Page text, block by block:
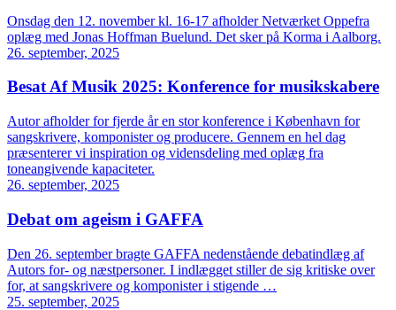
Onsdag den 12. november kl. 16-17 afholder Netværket Oppefra
oplæg med Jonas Hoffman Buelund. Det sker på Korma i Aalborg.
26. september, 2025
Besat Af Musik 2025: Konference for musikskabere
Autor afholder for fjerde år en stor konference i København for
sangskrivere, komponister og producere. Gennem en hel dag
præsenterer vi inspiration og vidensdeling med oplæg fra
toneangivende kapaciteter.
26. september, 2025
Debat om ageism i GAFFA
Den 26. september bragte GAFFA nedenstående debatindlæg af
Autors for- og næstpersoner. I indlægget stiller de sig kritiske over
for, at sangskrivere og komponister i stigende …
25. september, 2025